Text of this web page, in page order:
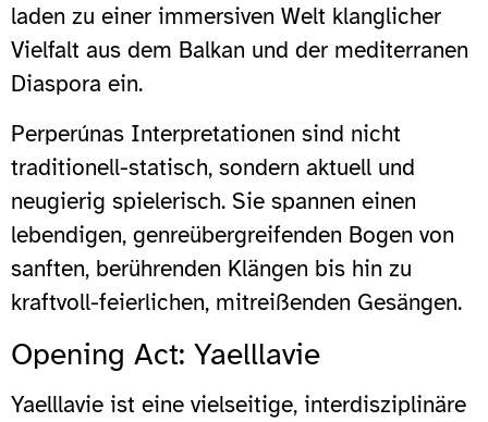
laden zu einer immersiven Welt klanglicher
Vielfalt aus dem Balkan und der mediterranen
Diaspora ein.
Perperúnas Interpretationen sind nicht
traditionell-statisch, sondern aktuell und
neugierig spielerisch. Sie spannen einen
lebendigen, genreübergreifenden Bogen von
sanften, berührenden Klängen bis hin zu
kraftvoll-feierlichen, mitreißenden Gesängen.
Opening Act: Yaelllavie
Yaelllavie ist eine vielseitige, interdisziplinäre